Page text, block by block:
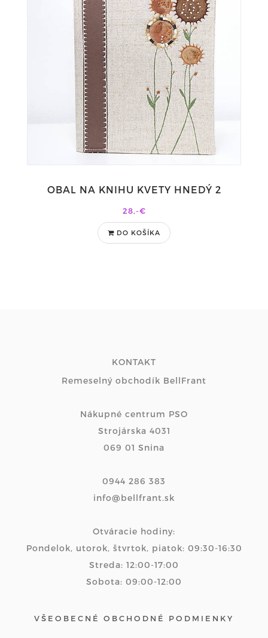
OBAL NA KNIHU KVETY HNEDÝ 2
28,-€
DO KOŠÍKA
KONTAKT
Remeselný obchodík BellFrant
Nákupné centrum PSO
Strojárska 4031
069 01 Snina
0944 286 383
info@bellfrant.sk
Otváracie hodiny:
Pondelok, utorok, štvrtok, piatok: 09:30-16:30
Streda: 12:00-17:00
Sobota: 09:00-12:00
VŠEOBECNÉ OBCHODNÉ PODMIENKY